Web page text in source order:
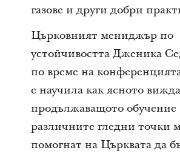
газове и други добри
Църковният мениджър по
устойчивостта Дженика
по време на
е научила как ясното
продължаващото обучение
различните гледни точки
помогнат на Църквата да